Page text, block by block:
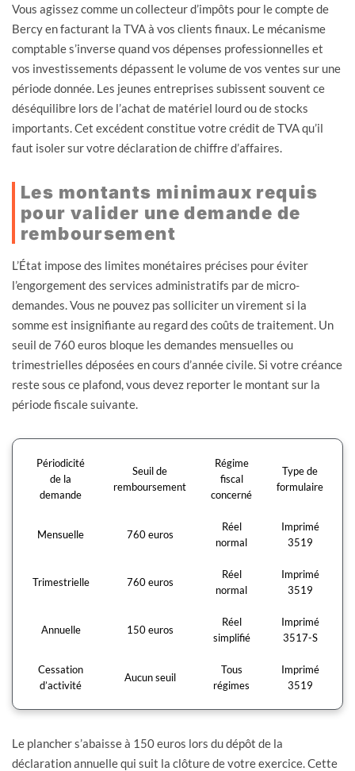
Vous agissez comme un collecteur d’impôts pour le compte de
Bercy en facturant la TVA à vos clients finaux. Le mécanisme
comptable s’inverse quand vos dépenses professionnelles et
vos investissements dépassent le volume de vos ventes sur une
période donnée. Les jeunes entreprises subissent souvent ce
déséquilibre lors de l’achat de matériel lourd ou de stocks
importants. Cet excédent constitue votre crédit de TVA qu’il
faut isoler sur votre déclaration de chiffre d’affaires.
Les montants minimaux requis
pour valider une demande de
remboursement
L’État impose des limites monétaires précises pour éviter
l’engorgement des services administratifs par de micro-
demandes. Vous ne pouvez pas solliciter un virement si la
somme est insignifiante au regard des coûts de traitement. Un
seuil de 760 euros bloque les demandes mensuelles ou
trimestrielles déposées en cours d’année civile. Si votre créance
reste sous ce plafond, vous devez reporter le montant sur la
période fiscale suivante.
Périodicité
de la
demande
Seuil de
remboursement
Régime
fiscal
concerné
Type de
formulaire
Mensuelle 760 euros
Réel
normal
Imprimé
3519
Trimestrielle 760 euros
Réel
normal
Imprimé
3519
Annuelle 150 euros
Réel
simplifié
Imprimé
3517-S
Cessation
d’activité
Aucun seuil
Tous
régimes
Imprimé
3519
Le plancher s’abaisse à 150 euros lors du dépôt de la
déclaration annuelle qui suit la clôture de votre exercice. Cette